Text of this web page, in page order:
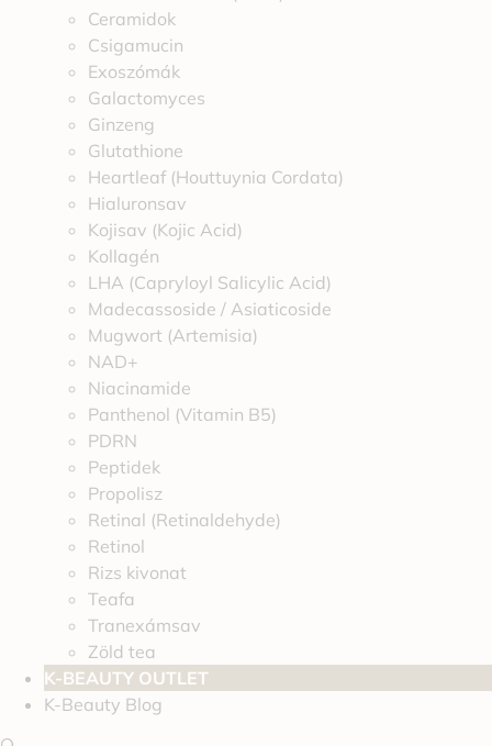
Ceramidok
Csigamucin
Exoszómák
Galactomyces
Ginzeng
Glutathione
Heartleaf (Houttuynia Cordata)
Hialuronsav
Kojisav (Kojic Acid)
Kollagén
LHA (Capryloyl Salicylic Acid)
Madecassoside / Asiaticoside
Mugwort (Artemisia)
NAD+
Niacinamide
Panthenol (Vitamin B5)
PDRN
Peptidek
Propolisz
Retinal (Retinaldehyde)
Retinol
Rizs kivonat
Teafa
Tranexámsav
Zöld tea
K-BEAUTY OUTLET
K-Beauty Blog